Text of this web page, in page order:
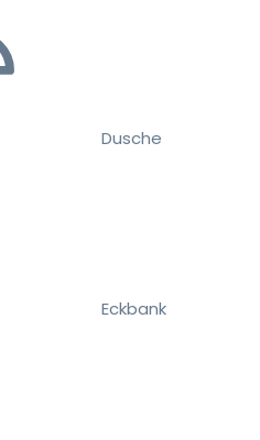
Dusche
Eckbank